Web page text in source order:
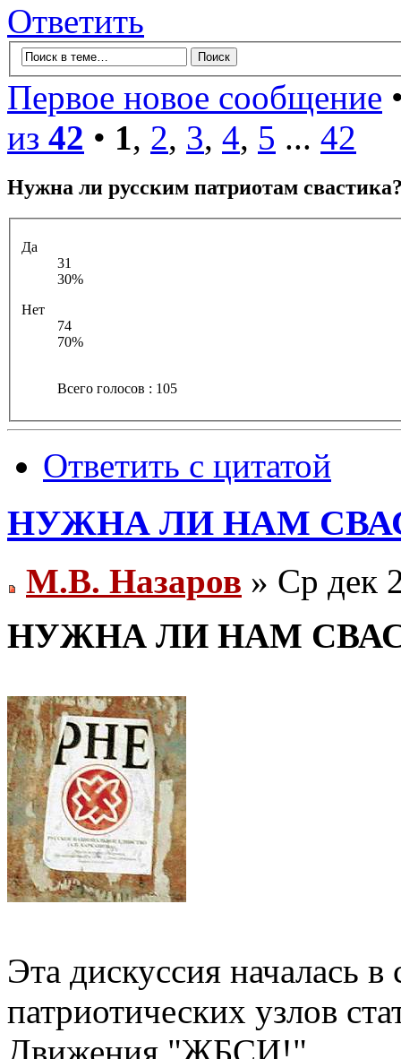
Ответить
Первое новое сообщение
из 42 • 1, 2, 3, 4, 5 ... 42
Нужна ли русским патриотам
Да
31
30%
Нет
74
70%
Всего голосов : 105
Ответить с цитатой
НУЖНА ЛИ НАМ
М.В. Назаров » Ср дек
НУЖНА ЛИ НАМ
Эта дискуссия началась
патриотических узлов